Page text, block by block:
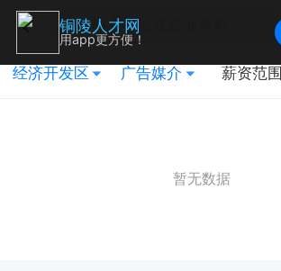
经济开发区 广告媒介 薪资范围
暂无数据
铜陵人才网
用app更方便！